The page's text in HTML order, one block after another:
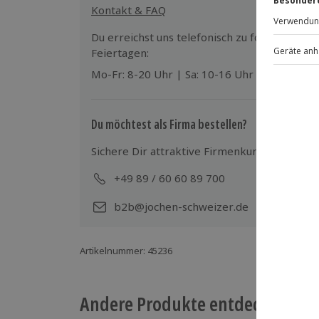
Kontakt & FAQ
Du erreichst uns telefonisch zu folgenden
Feiertagen:
Mo-Fr: 8-20 Uhr | Sa: 10-16 Uhr
Du möchtest als Firma bestellen?
Sichere Dir attraktive Firmenkunden Vorteile.
+49 89 / 60 60 89 700
b2b@jochen-schweizer.de
Artikelnummer: 45236
Andere Produkte entdecken